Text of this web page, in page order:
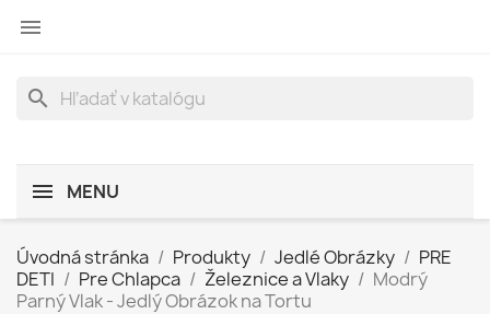

search
MENU
Úvodná stránka Produkty Jedlé Obrázky
PRE
DETI
Pre Chlapca Železnice a Vlaky
Modrý
Parný Vlak - Jedlý Obrázok na Tortu